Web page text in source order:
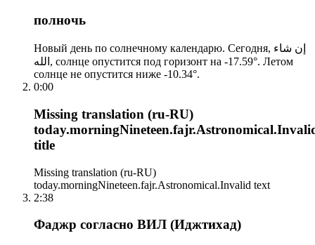
полночь
Новый день по солнечному календарю. Сегодня, إن شاء
الله, солнце опустится под горизонт на -17.59°. Летом
солнце не опустится ниже -10.34°.
0:00
Missing translation (ru-RU)
title
Missing translation (ru-RU)
today.morningNineteen.fajr.Astronomical.Invalid text
2:38
Фаджр согласно ВИЛ (Иджтихад)